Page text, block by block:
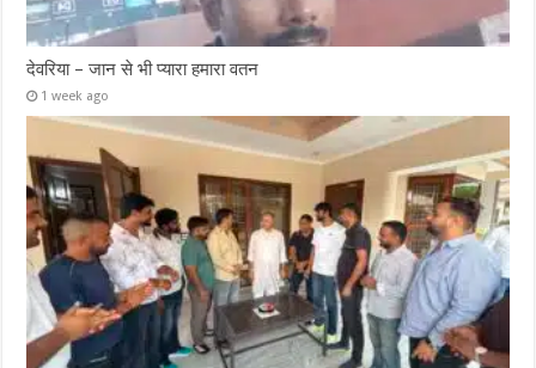
देवरिया – जान से भी प्यारा हमारा वतन
1 week ago